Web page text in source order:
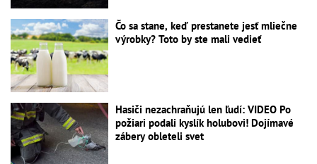
Čo sa stane, keď prestanete jesť mliečne
výrobky? Toto by ste mali vedieť
Hasiči nezachraňujú len ľudí: VIDEO Po
požiari podali kyslík holubovi! Dojímavé
zábery obleteli svet